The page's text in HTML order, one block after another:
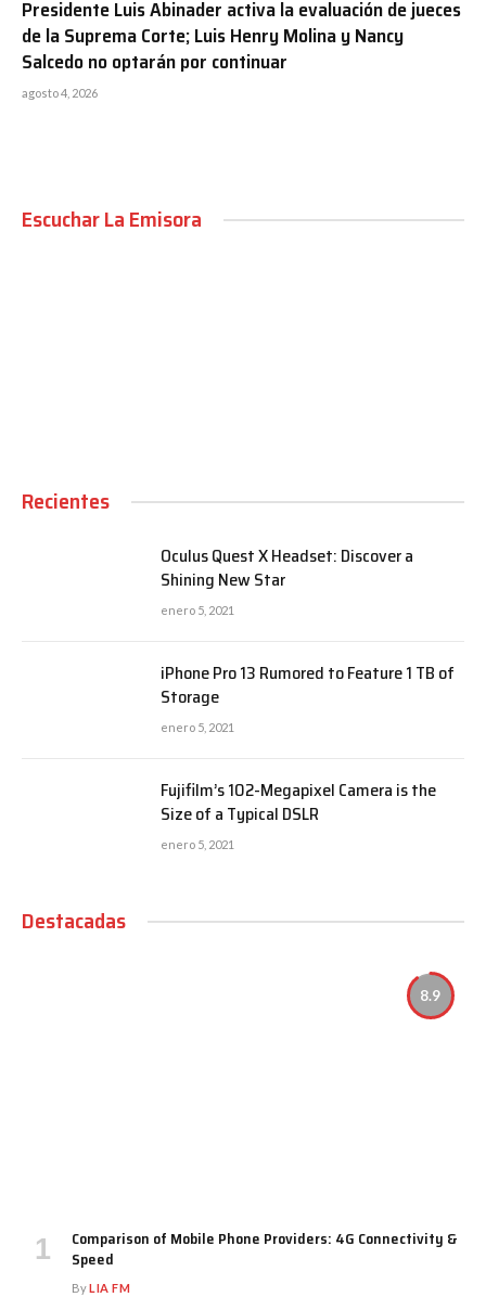
Presidente Luis Abinader activa la evaluación de jueces
de la Suprema Corte; Luis Henry Molina y Nancy
Salcedo no optarán por continuar
agosto 4, 2026
Escuchar La Emisora
Recientes
Oculus Quest X Headset: Discover a
Shining New Star
enero 5, 2021
iPhone Pro 13 Rumored to Feature 1 TB of
Storage
enero 5, 2021
Fujifilm’s 102-Megapixel Camera is the
Size of a Typical DSLR
enero 5, 2021
Destacadas
8.9
Comparison of Mobile Phone Providers: 4G Connectivity &
Speed
ByLIA FM